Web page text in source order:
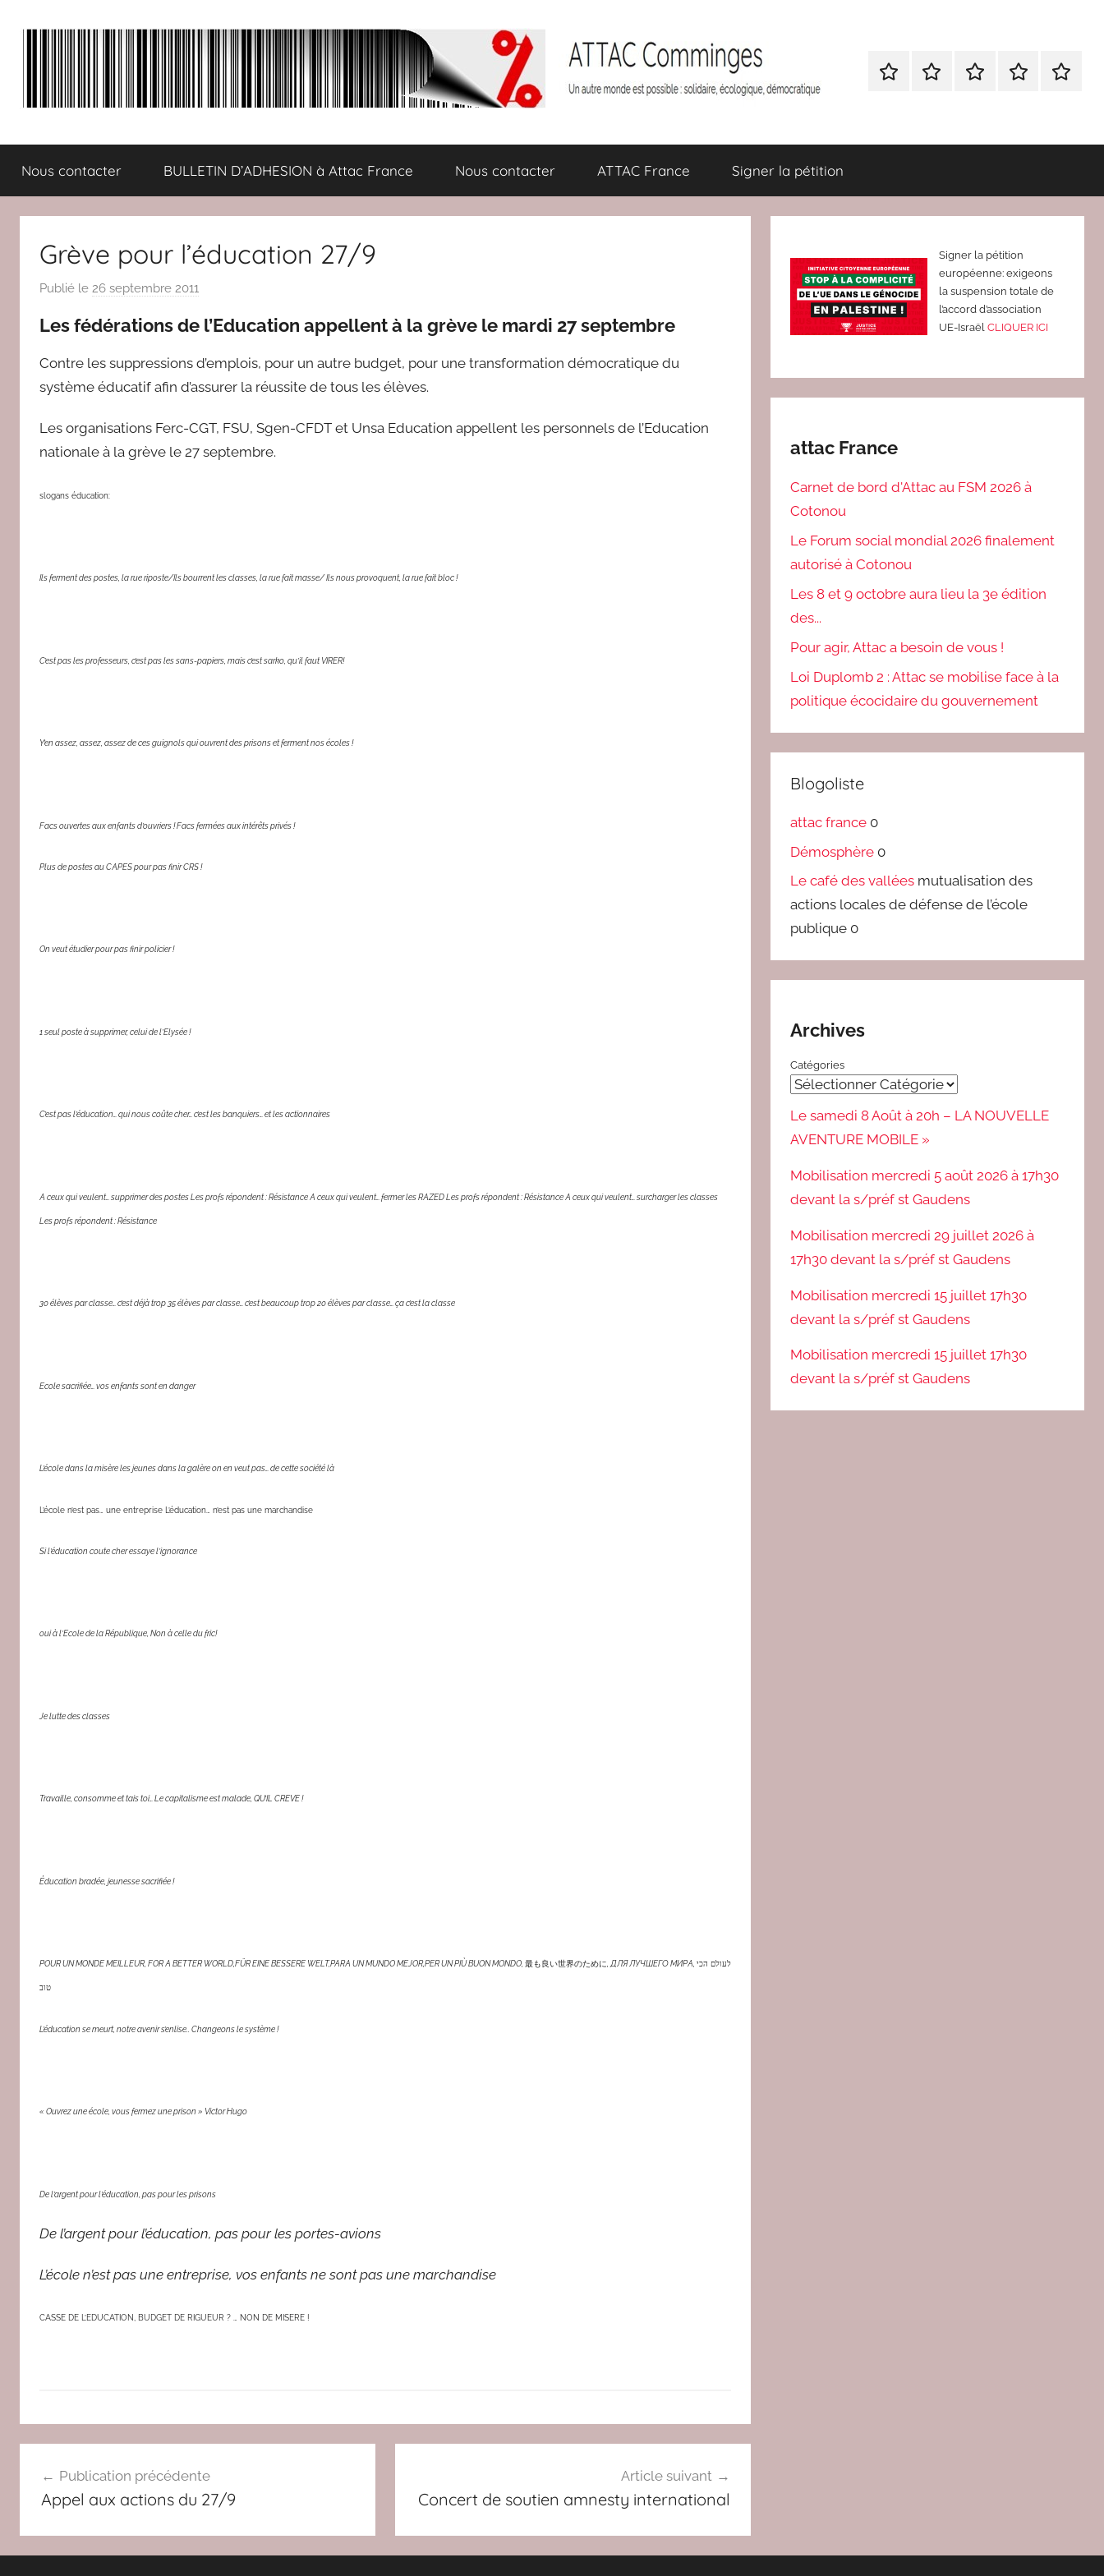
ATTAC
Comminges
autre
monde
solidaire,
démocratique
Nous
BULLETIN
Attac
Nous
ATTAC
Signer
Nous contacter BULLETIN D’ADHESION à Attac France Nous contacter ATTAC France Signer la pétition
Grève pour l’éducation 27/9
Publié le 26 septembre 2011
r
d
c
Les fédérations de l’Education appellent à la grève le mardi 27 septembre
Contre les suppressions d’emplois, pour un autre budget, pour une transformation démocratique du
système éducatif afin d’assurer la réussite de tous les élèves.
Les organisations Ferc-CGT, FSU, Sgen-CFDT et Unsa Education appellent les personnels de l’Education
nationale à la grève le 27 septembre.
slogans éducation:
Ils ferment des postes, la rue riposte/Ils bourrent les classes, la rue fait masse/ Ils nous provoquent, la rue fait bloc !
C’est pas les professeurs, c’est pas les sans-papiers, mais c’est sarko, qu’il faut VIRER!
Y’en assez, assez, assez de ces guignols qui ouvrent des prisons et ferment nos écoles !
Facs ouvertes aux enfants d’ouvriers ! Facs fermées aux intérêts privés !
Plus de postes au CAPES pour pas finir CRS !
On veut étudier pour pas finir policier !
1 seul poste à supprimer, celui de l’Elysée !
C’est pas l’éducation… qui nous coûte cher… c’est les banquiers… et les actionnaires
A ceux qui veulent… supprimer des postes Les profs répondent : Résistance A ceux qui veulent… fermer les RAZED Les profs répondent : Résistance A ceux qui veulent… surcharger les classes
Les profs répondent : Résistance
30 élèves par classe… c’est déjà trop 35 élèves par classe… c’est beaucoup trop 20 élèves par classe… ça c’est la classe
Ecole sacrifiée… vos enfants sont en danger
L’école dans la misère les jeunes dans la galère on en veut pas… de cette société là
L’école n’est pas… une entreprise L’éducation… n’est pas une marchandise
Si l’éducation coute cher essaye l’ignorance
oui à l’Ecole de la République, Non à celle du fric!
Je lutte des classes
Travaille, consomme et tais toi… Le capitalisme est malade, QU’IL CREVE !
Éducation bradée, jeunesse sacrifiée !
POUR UN MONDE MEILLEUR, FOR A BETTER WORLD,FÜR EINE BESSERE WELT,PARA UN MUNDO MEJOR,PER UN PIÙ BUON MONDO, 最も良い世界のために, ДЛЯ ЛУЧШЕГО МИРА, לעולם הכי
טוב
L’éducation se meurt, notre avenir s’enlise.. Changeons le système !
« Ouvrez une école, vous fermez une prison » Victor Hugo
De l’argent pour l’éducation, pas pour les prisons
De l’argent pour l’éducation, pas pour les portes-avions
L’école n’est pas une entreprise, vos enfants ne sont pas une marchandise
CASSE DE L’EDUCATION, BUDGET DE RIGUEUR ? … NON DE MISERE !
T
U
de
l’article
Publication précédente
Appel aux actions du 27/9
Article suivant
Concert de soutien amnesty international
Signer la pétition
européenne: exigeons
la suspension totale de
l’accord d’association
UE-Israël CLIQUER ICI
attac France
Carnet de bord d'Attac au FSM 2026 à
Cotonou
Le Forum social mondial 2026 finalement
autorisé à Cotonou
Les 8 et 9 octobre aura lieu la 3e édition
des...
Pour agir, Attac a besoin de vous !
Loi Duplomb 2 : Attac se mobilise face à la
politique écocidaire du gouvernement
Blogoliste
attac france 0
Démosphère 0
Le café des vallées mutualisation des
actions locales de défense de l’école
publique 0
Archives
Catégories
Le samedi 8 Août à 20h – LA NOUVELLE
AVENTURE MOBILE »
Mobilisation mercredi 5 août 2026 à 17h30
devant la s/préf st Gaudens
Mobilisation mercredi 29 juillet 2026 à
17h30 devant la s/préf st Gaudens
Mobilisation mercredi 15 juillet 17h30
devant la s/préf st Gaudens
Mobilisation mercredi 15 juillet 17h30
devant la s/préf st Gaudens